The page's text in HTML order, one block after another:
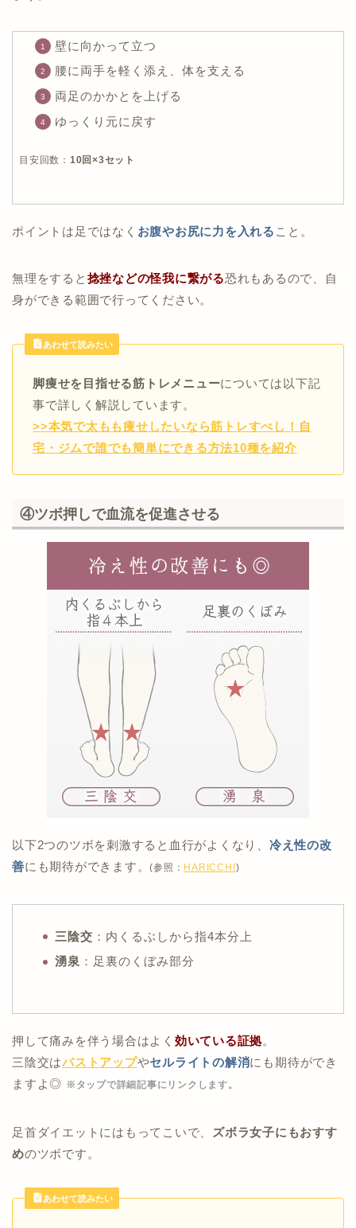
壁に向かって立つ
腰に両手を軽く添え、体を支える
両足のかかとを上げる
ゆっくり元に戻す
目安回数： 10回×3セット
ポイントは足ではなく お腹やお尻に力を入れる こと。
無理をすると 捻挫などの怪我に繋がる恐れもあるので、自
身ができる範囲で行ってください。
あわせて読みたい
脚痩せを目指せる筋トレメニューについては以下記
事で詳しく解説しています。
>>本気で太もも痩せしたいなら筋トレすべし！自
宅・ジムで誰でも簡単にできる方法10種を紹介
④ツボ押しで血流を促進させる
以下2つのツボを刺激すると血行がよくなり、 冷え性の改
善にも期待ができます。(参照： HARICCHI)
三陰交 ：内くるぶしから指4本分上
湧泉 ：足裏のくぼみ部分
押して痛みを伴う場合はよく 効いている証拠。
三陰交はバストアップやセルライトの解消にも期待ができ
ますよ◎ ※タップで詳細記事にリンクします。
足首ダイエットにはもってこいで、
ズボラ女子にもおすす
めのツボです。
あわせて読みたい